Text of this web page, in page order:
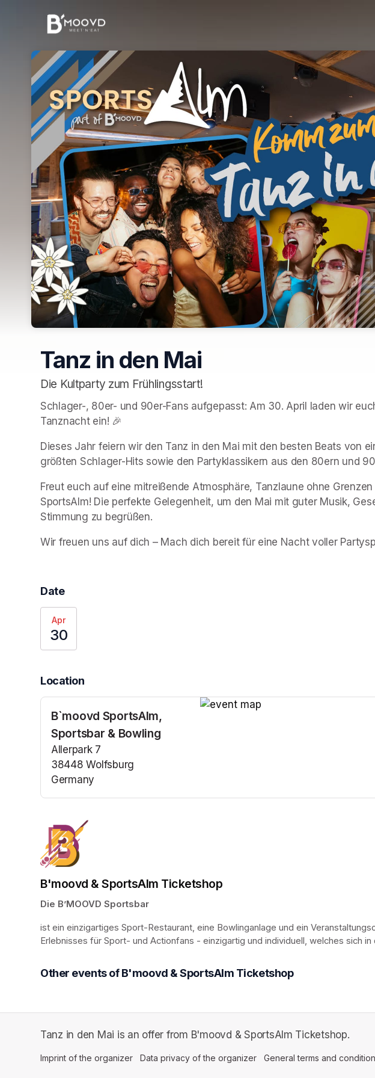
Tanz in den Mai
Die Kultparty zum Frühlingsstart!
Schlager-, 80er- und 90er-Fans aufgepasst: Am 30. April laden wir
Tanznacht ein! 🎉
Dieses Jahr feiern wir den Tanz in den Mai mit den besten Beats von
größten Schlager-Hits sowie den Partyklassikern aus den 80ern und
Freut euch auf eine mitreißende Atmosphäre, Tanzlaune ohne
SportsAlm! Die perfekte Gelegenheit, um den Mai mit guter Musik,
Stimmung zu begrüßen.
Wir freuen uns auf dich – Mach dich bereit für eine Nacht voller
Date
Apr
30
Location
B`moovd SportsAlm,
Sportsbar & Bowling
Allerpark 7
38448 Wolfsburg
Germany
(opens in a new tab)
B'moovd & SportsAlm Ticketshop
Die B’MOOVD Sportsbar
ist ein einzigartiges Sport-Restaurant, eine Bowlinganlage und ein
Erlebnisses für Sport- und Actionfans - einzigartig und individuell, welches sich
Other events of B'moovd & SportsAlm Ticketshop
Tanz in den Mai is an offer from B'moovd & SportsAlm Ticketshop.
Imprint of the organizer (opens in a new tab)
Data privacy of the organizer (opens in a new tab)
General terms and